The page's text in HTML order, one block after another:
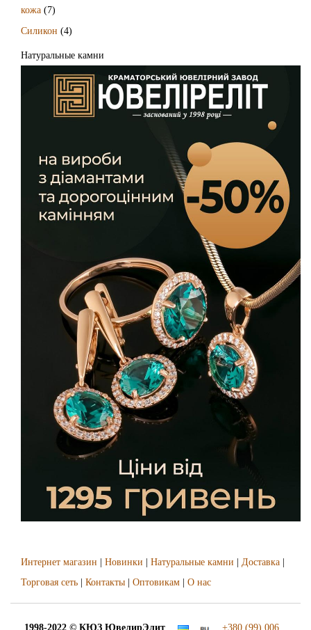
кожа (7)
Силикон (4)
Натуральные камни
Интернет магазин Новинки Натуральные камни Доставка
Торговая сеть
Контакты Оптовикам О нас
1998-2022 © КЮЗ ЮвелирЭлит +380 (99) 006